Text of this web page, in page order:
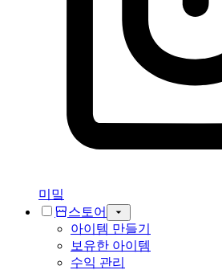
미밐
스토어
아이템 만들기
보유한 아이템
수익 관리